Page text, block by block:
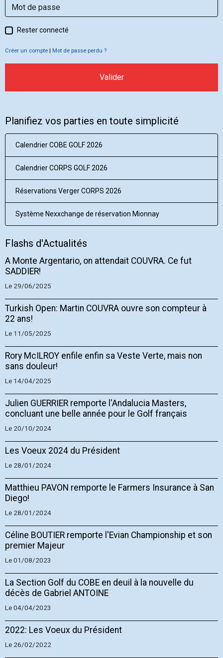
Rester connecté
Créer un compte | Mot de passe perdu ?
Valider
Planifiez vos parties en toute simplicité
Calendrier COBE GOLF 2026
Calendrier CORPS GOLF 2026
Réservations Verger CORPS 2026
Système Nexxchange de réservation Mionnay
Flashs d'Actualités
A Monte Argentario, on attendait COUVRA. Ce fut
SADDIER!
Le 29/06/2025
Turkish Open: Martin COUVRA ouvre son compteur à
22 ans!
Le 11/05/2025
Rory McILROY enfile enfin sa Veste Verte, mais non
sans douleur!
Le 14/04/2025
Julien GUERRIER remporte l'Andalucia Masters,
concluant une belle année pour le Golf français
Le 20/10/2024
Les Voeux 2024 du Président
Le 28/01/2024
Matthieu PAVON remporte le Farmers Insurance à San
Diego!
Le 28/01/2024
Céline BOUTIER remporte l'Evian Championship et son
premier Majeur
Le 01/08/2023
La Section Golf du COBE en deuil à la nouvelle du
décès de Gabriel ANTOINE
Le 04/04/2023
2022: Les Voeux du Président
Le 26/02/2022